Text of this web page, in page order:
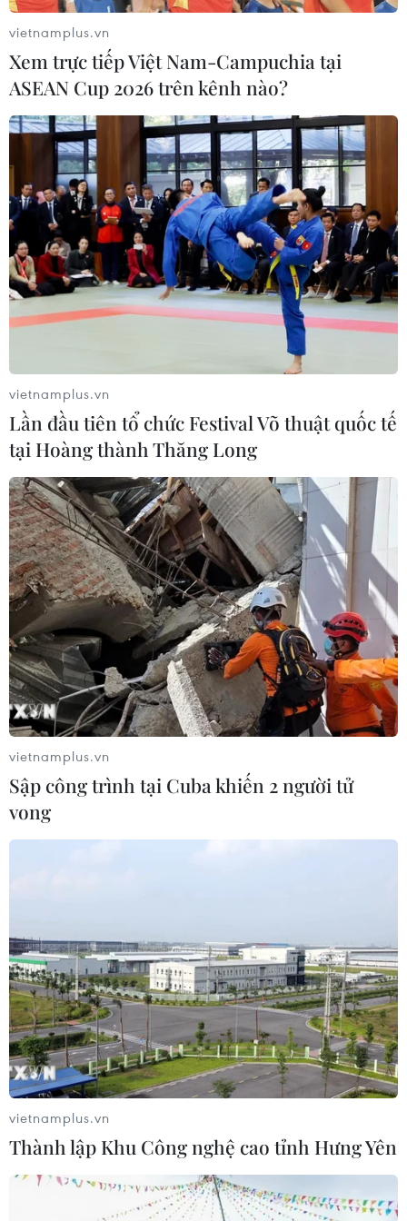
#Camera #Kim Jong-un
#Mỹ-Triều Tiên
#Lãnh đạo Triều Tiên
#Tin mới
#Tin thời sự
#VietnamPlus
Triều Tiên
Theo dõi VietnamPlus
TIN LIÊN QUAN
Đặc phái viên Mỹ thăm Hàn Quốc thúc
đẩy hủy bỏ hạt nhân Triều Tiên
19/12/2018 00:01
Ông Biegun và ông Lee Do-hoon sẽ đồng chủ trì kỳ họp
thứ ba của nhóm công tác chung, vốn đi vào hoạt động
hồi tháng 11 vừa qua nhằm hỗ trợ hợp tác có hiệu quả
về vấn đề Triều Tiên.
vietnamplus.vn
Xem trực tiếp Việt Nam-Campuchia tại
ASEAN Cup 2026 trên kênh nào?
vietnamplus.vn
Lần đầu tiên tổ chức Festival Võ thuật quốc tế
tại Hoàng thành Thăng Long
vietnamplus.vn
Sập công trình tại Cuba khiến 2 người tử
vong
vietnamplus.vn
Thành lập Khu Công nghệ cao tỉnh Hưng Yên